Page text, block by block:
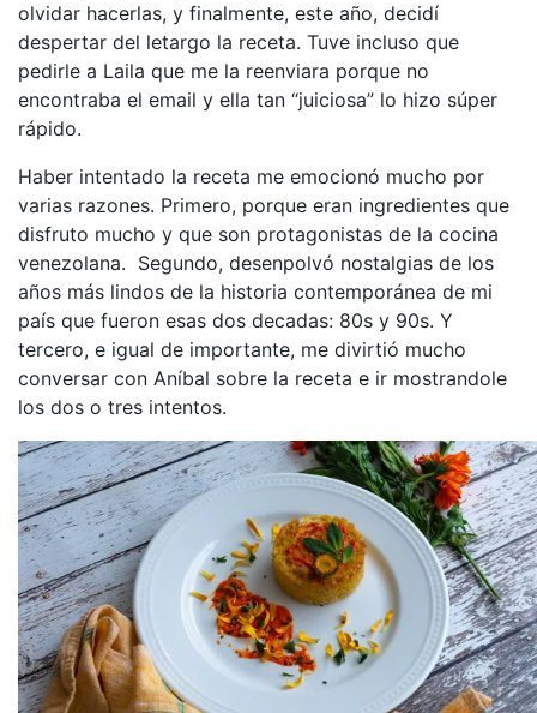
olvidar hacerlas, y finalmente, este año, decidí
despertar del letargo la receta. Tuve incluso que
pedirle a Laila que me la reenviara porque no
encontraba el email y ella tan “juiciosa” lo hizo súper
rápido.
Haber intentado la receta me emocionó mucho por
varias razones. Primero, porque eran ingredientes que
disfruto mucho y que son protagonistas de la cocina
venezolana. Segundo, desenpolvó nostalgias de los
años más lindos de la historia contemporánea de mi
país que fueron esas dos decadas: 80s y 90s. Y
tercero, e igual de importante, me divirtió mucho
conversar con Aníbal sobre la receta e ir mostrandole
los dos o tres intentos.